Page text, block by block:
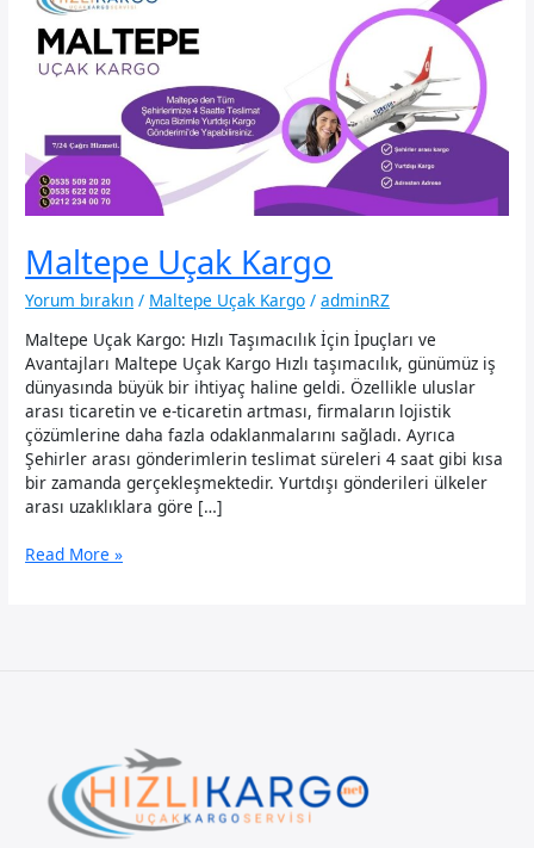
Maltepe Uçak Kargo
Yorum bırakın / Maltepe Uçak Kargo /adminRZ
Maltepe Uçak Kargo: Hızlı Taşımacılık İçin İpuçları ve
Avantajları Maltepe Uçak Kargo Hızlı taşımacılık, günümüz iş
dünyasında büyük bir ihtiyaç haline geldi. Özellikle uluslar
arası ticaretin ve e-ticaretin artması, firmaların lojistik
çözümlerine daha fazla odaklanmalarını sağladı. Ayrıca
Şehirler arası gönderimlerin teslimat süreleri 4 saat gibi kısa
bir zamanda gerçekleşmektedir. Yurtdışı gönderileri ülkeler
arası uzaklıklara göre […]
Maltepe
Read More »